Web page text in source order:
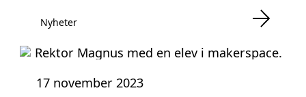
Nyheter
17 november 2023